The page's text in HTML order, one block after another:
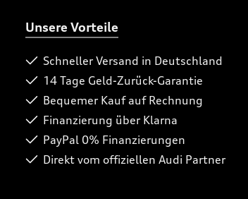
Unsere Vorteile
Schneller Versand in Deutschland
14 Tage Geld-Zurück-Garantie
Bequemer Kauf auf Rechnung
Finanzierung über Klarna
PayPal 0% Finanzierungen
Direkt vom offiziellen Audi Partner